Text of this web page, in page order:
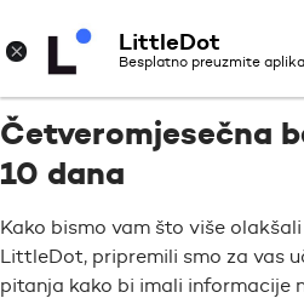
Prijava
Četveromjesečna
10 dana
Kako bismo vam što više
LittleDot, pripremili smo za vas
pitanja kako bi imali informacije
× LittleDot
Besplatno preuzmite